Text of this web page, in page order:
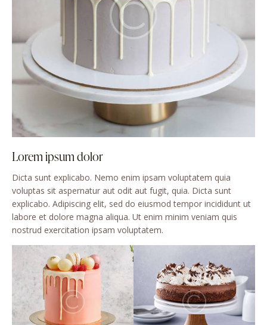
Lorem ipsum dolor
Dicta sunt explicabo. Nemo enim ipsam voluptatem quia
voluptas sit aspernatur aut odit aut fugit, quia. Dicta sunt
explicabo. Adipiscing elit, sed do eiusmod tempor incididunt ut
labore et dolore magna aliqua. Ut enim minim veniam quis
nostrud exercitation ipsam voluptatem.